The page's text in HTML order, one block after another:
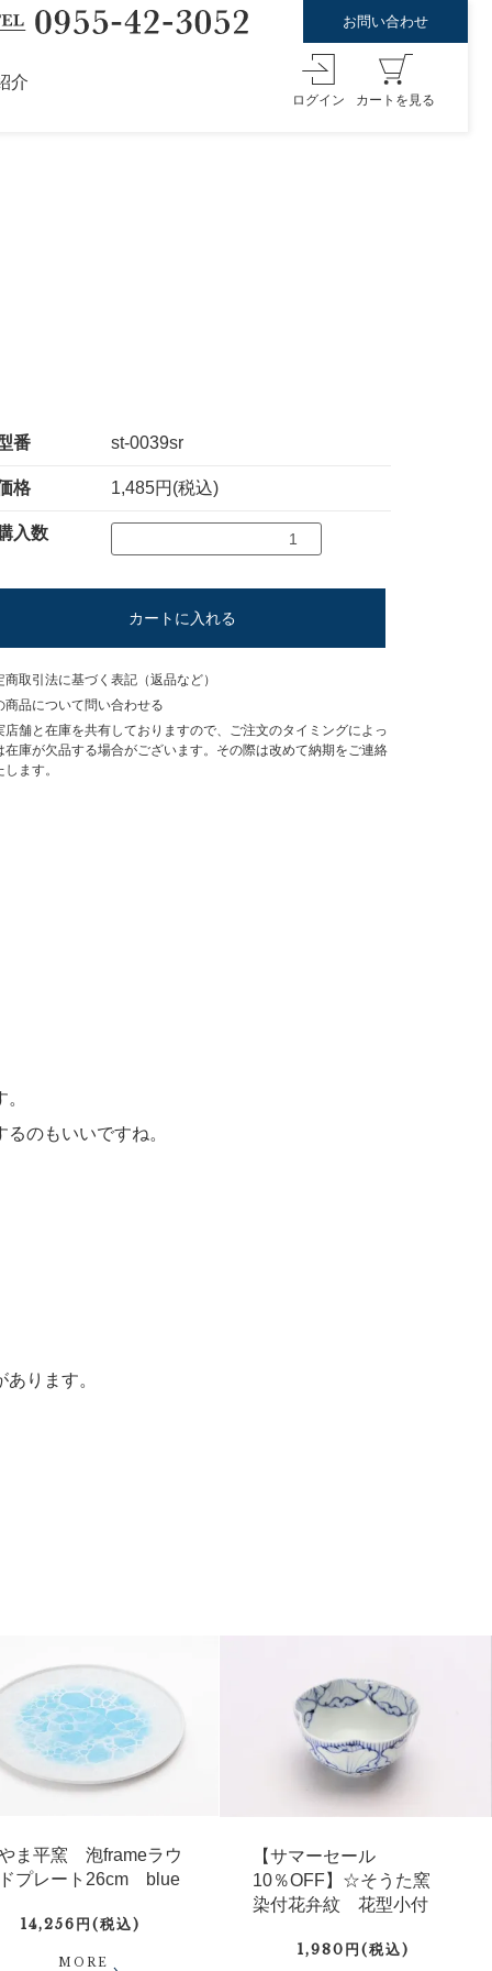
お問い合わせ
介
ログイン カートを見る
番 st-0039sr
格 1,485円(税込)
入数
カートに入れる
商取引法に基づく表記（返品など）
商品について問い合わせる
舗と在庫を共有しておりますので、ご注文のタイミングによっ
在庫が欠品する場合がございます。その際は改めて納期をご連絡
します。
のもいいですね。
ります。
ま平窯 泡frameラウ
プレート26cm blue
14,256円(税込)
MORE
【サマーセール
10％OFF】☆そうた窯
染付花弁紋 花型小付
1,980円(税込)